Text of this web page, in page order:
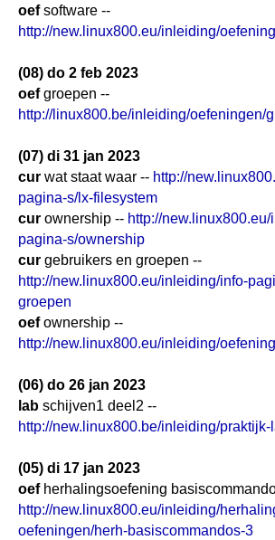
oefsoftware --
http://new.linux800.eu/inleiding/
(08) do 2 feb 2023
oefgroepen --
http://linux800.be/inleiding/oefeningen/
(07) di 31 jan 2023
cur wat staat waar -- http://
pagina-s/lx-filesystem
cur ownership -- http://
pagina-s/ownership
cur gebruikers en groepen --
http://new.linux800.eu/inleiding/info-
groepen
oefownership --
http://new.linux800.eu/inleiding/
(06) do 26 jan 2023
lab schijven1 deel2 --
http://new.linux800.be/inleiding/
(05) di 17 jan 2023
oefherhalingsoefening
http://new.linux800.eu/inleiding/
oefeningen/herh-basiscommandos-3